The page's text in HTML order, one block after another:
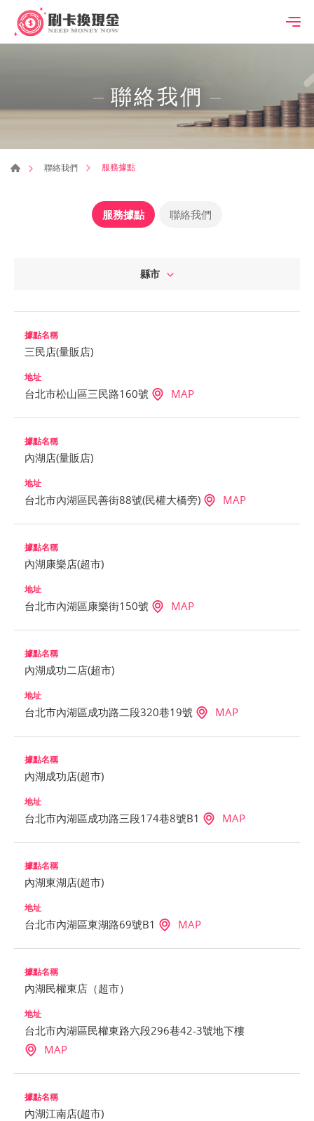
聯絡我們
聯絡我們 服務據點
服務據點 聯絡我們
縣市
三民店(量販店)
台北市松山區三民路160號 MAP
內湖店(量販店)
台北市內湖區民善街88號(民權大橋旁) MAP
內湖康樂店(超市)
台北市內湖區康樂街150號 MAP
內湖成功二店(超市)
台北市內湖區成功路二段320巷19號 MAP
內湖成功店(超市)
台北市內湖區成功路三段174巷8號B1 MAP
內湖東湖店(超市)
台北市內湖區東湖路69號B1 MAP
內湖民權東店（超市）
台北市內湖區民權東路六段296巷42-3號地下樓
MAP
內湖江南店(超市)